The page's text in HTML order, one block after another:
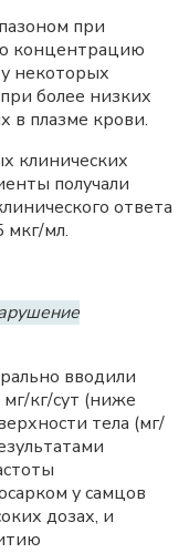
при
концентрацию
некоторых
более низких
в плазме крови.
клинических
получали
ответа
мкг/мл.
вводили
кг/сут (ниже
тела (мг/
у самцов
дозах, и